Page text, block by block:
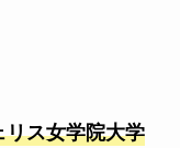
リス女学院大学